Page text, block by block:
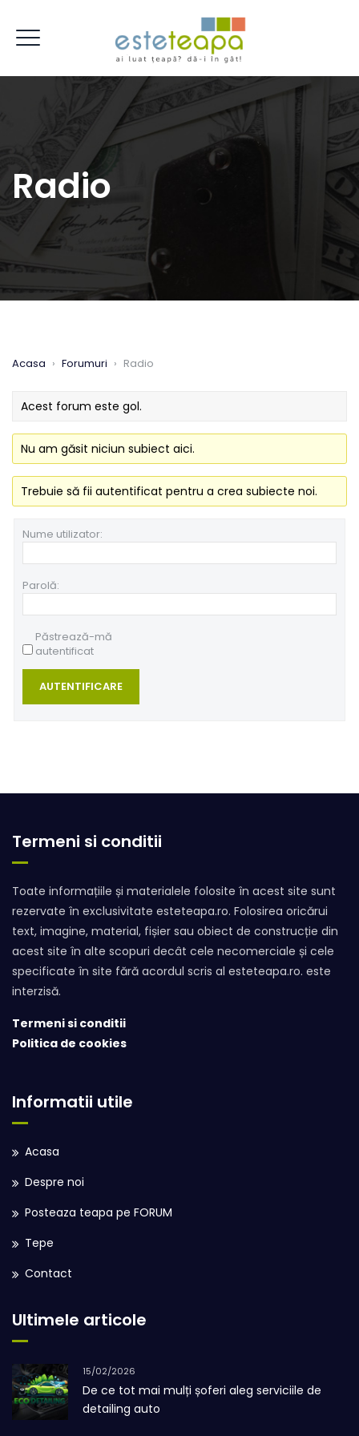
Radio
Acasa › Forumuri › Radio
Acest forum este gol.
Nu am găsit niciun subiect aici.
Trebuie să fii autentificat pentru a crea subiecte noi.
Nume utilizator:
Parolă:
Păstrează-mă
autentificat
AUTENTIFICARE
Termeni si conditii
Toate informațiile și materialele folosite în acest site sunt
rezervate în exclusivitate esteteapa.ro. Folosirea oricărui
text, imagine, material, fișier sau obiect de construcție din
acest site în alte scopuri decât cele necomerciale și cele
specificate în site fără acordul scris al esteteapa.ro. este
interzisă.
Termeni si conditii
Politica de cookies
Informatii utile
Acasa
Despre noi
Posteaza teapa pe FORUM
Tepe
Contact
Ultimele articole
15/02/2026
De ce tot mai mulți șoferi aleg serviciile de
detailing auto